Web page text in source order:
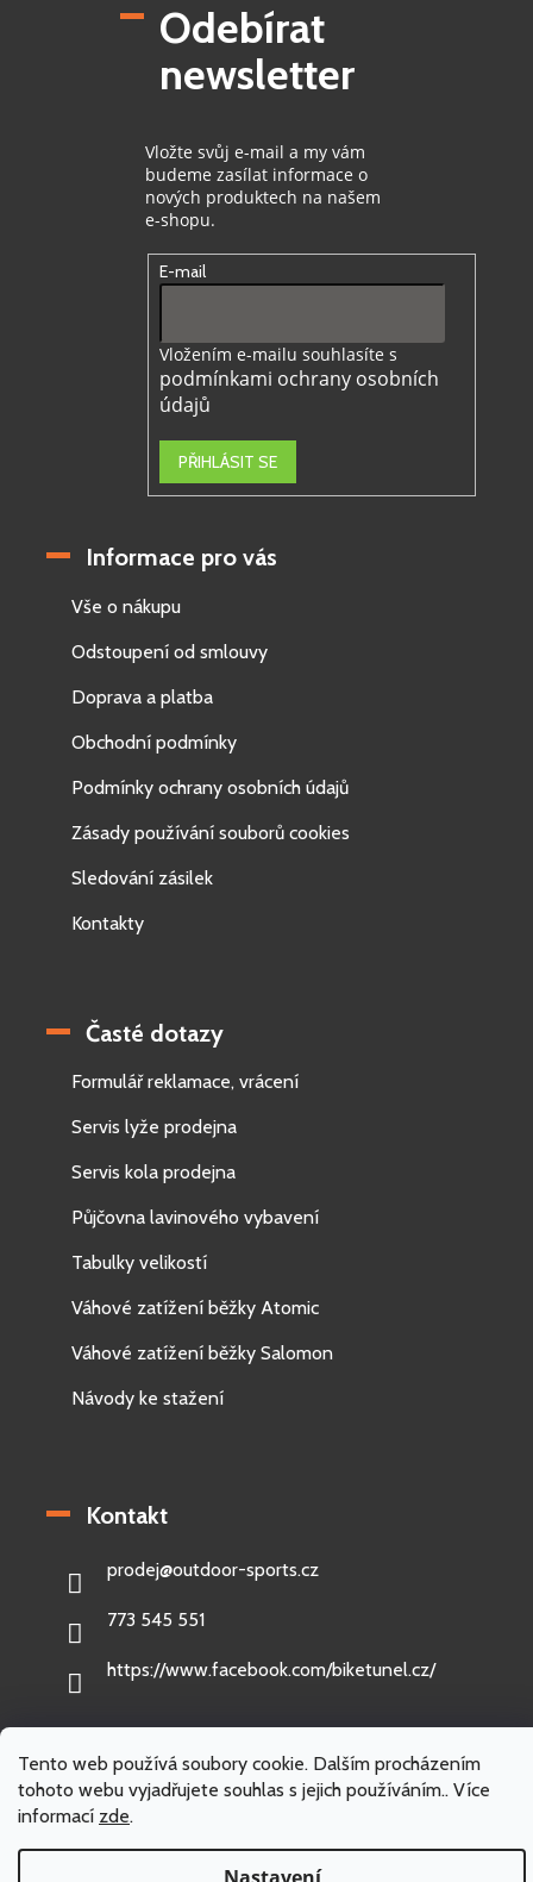
Tento web používá soubory cookie. Dalším procházením
tohoto webu vyjadřujete souhlas s jejich používáním.. Více
informací zde.
Odebírat
newsletter
Vložte svůj e-mail a my vám
budeme zasílat informace o
nových produktech na našem
e-shopu.
E-mail
Vložením e-mailu souhlasíte s
podmínkami ochrany osobních
údajů
PŘIHLÁSIT SE
Informace pro vás
Vše o nákupu
Odstoupení od smlouvy
Doprava a platba
Obchodní podmínky
Podmínky ochrany osobních údajů
Zásady používání souborů cookies
Sledování zásilek
Kontakty
Časté dotazy
Formulář reklamace, vrácení
Servis lyže prodejna
Servis kola prodejna
Půjčovna lavinového vybavení
Tabulky velikostí
Váhové zatížení běžky Atomic
Váhové zatížení běžky Salomon
Návody ke stažení
Kontakt
prodej@outdoor-sports.cz
773 545 551
https://www.facebook.com/biketunel.cz/
Vytvořil Shoptet
Outdoor-sports.cz . Všechna práva vyhrazena.